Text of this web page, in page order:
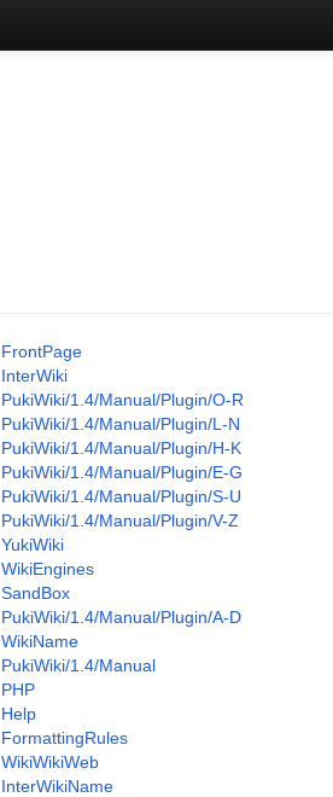
FrontPage
InterWiki
PukiWiki/1.4/Manual/Plugin/O-R
PukiWiki/1.4/Manual/Plugin/L-N
PukiWiki/1.4/Manual/Plugin/H-K
PukiWiki/1.4/Manual/Plugin/E-G
PukiWiki/1.4/Manual/Plugin/S-U
PukiWiki/1.4/Manual/Plugin/V-Z
YukiWiki
WikiEngines
SandBox
PukiWiki/1.4/Manual/Plugin/A-D
WikiName
PukiWiki/1.4/Manual
PHP
Help
FormattingRules
WikiWikiWeb
InterWikiName